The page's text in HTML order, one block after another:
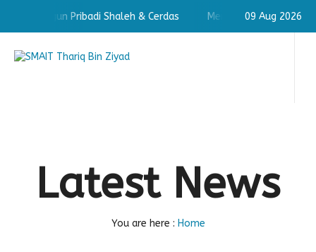
Pribadi Shaleh & Cerdas Membangun Pribadi Shaleh &
09 Aug 2026
Latest News
You are here : Home